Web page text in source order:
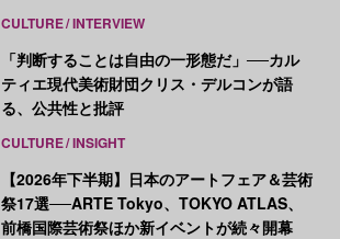
CULTURE INTERVIEW
「判断することは自由の一形態だ」──カル
ティエ現代美術財団クリス・デルコンが語
る、公共性と批評
CULTURE INSIGHT
【2026年下半期】日本のアートフェア＆芸術
祭17選──ARTE Tokyo、TOKYO ATLAS、
前橋国際芸術祭ほか新イベントが続々開幕